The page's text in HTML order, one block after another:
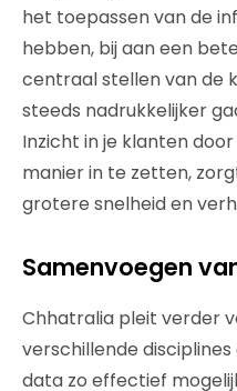
het toepassen van de
hebben, bij aan een
centraal stellen van de
steeds nadrukkelijker
Inzicht in je klanten
manier in te zetten,
grotere snelheid en
Samenvoegen
Chhatralia pleit verder
verschillende
data zo effectief